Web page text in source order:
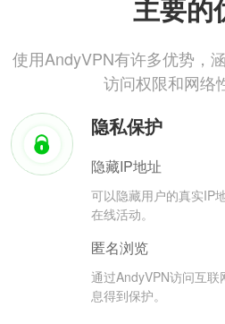
主要的
使用AndyVPN有许多优势，
访问权限和网络
隐私保护
隐藏IP地址
可以隐藏用户的真实IP
在线活动。
匿名浏览
通过AndyVPN访问互
息得到保护。